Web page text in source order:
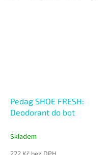
Pedag SHOE FRESH:
Deodorant do bot
Skladem